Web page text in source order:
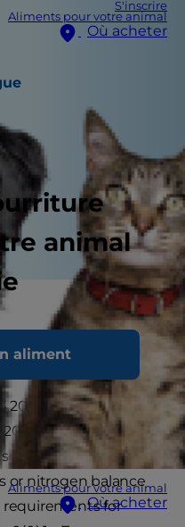
S'inscrire
Aliments pour votre animal
Où acheter
animal
aliment
Aliments pour votre animal
Où acheter
2016 (14073 foyers
between
or nitrogen balance
for